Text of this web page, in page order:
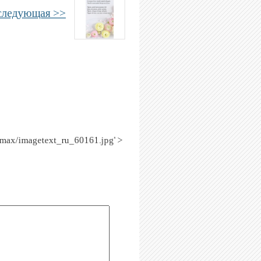
>>
imagetext_ru_60161.jpg' >